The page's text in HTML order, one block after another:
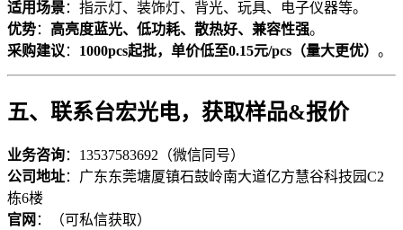
适用场景：指示灯、装饰灯、背光、玩具、电子仪器等。
优势： 高亮度蓝光、低功耗、散热好、兼容性强。
采购建议 ： 1000pcs起批，单价低至0.15元/pcs（量大更优） 。
五、联系台宏光电，获取样品&报价
业务咨询：13537583692（微信同号）
公司地址：广东东莞塘厦镇石鼓岭南大道亿方慧谷科技园C2
栋6楼
官网 ：（可私信获取）